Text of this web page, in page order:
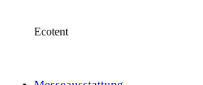
Ecotent